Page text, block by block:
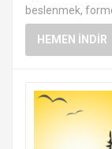
beslenmek,
HEMEN İNDIR